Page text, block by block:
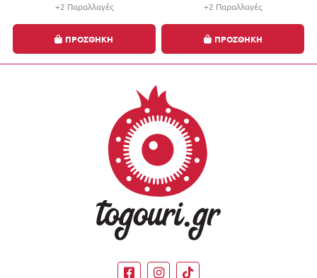
+2 Παραλλαγές
ΠΡΟΣΘΗΚΗ
+2 Παραλλαγές
ΠΡΟΣΘΗΚΗ
γουριών, αυτόματα στο καλάθι σας!